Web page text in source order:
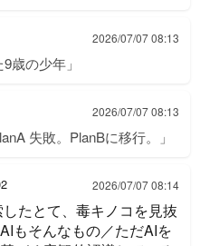
2026/07/07 08:13
歳の少年」
2026/07/07 08:13
失敗。PlanBに移行。」
2026/07/07 08:14
たとて、毒キノコを見抜
もそんなもの／ただAIを